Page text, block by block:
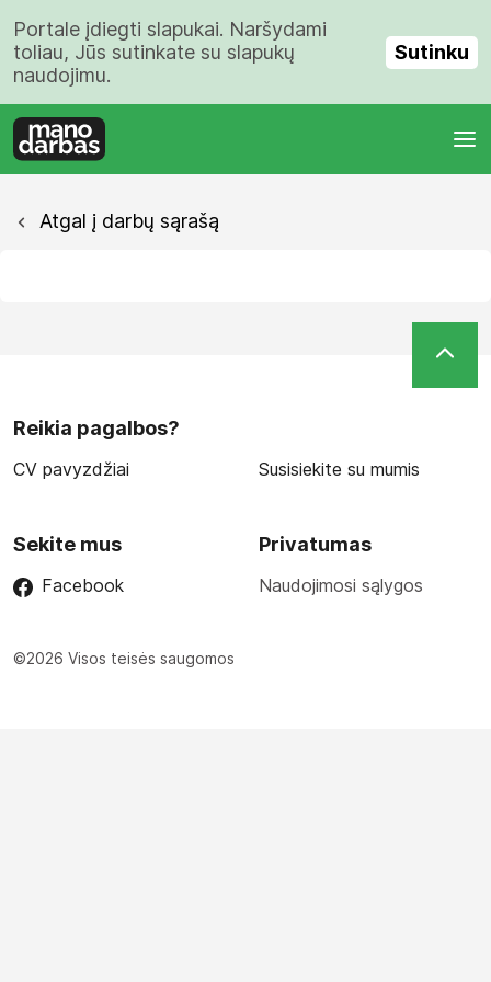
Portale įdiegti slapukai. Naršydami
toliau, Jūs sutinkate su slapukų
naudojimu.
Sutinku
Atgal į darbų sąrašą
Reikia pagalbos?
CV pavyzdžiai Susisiekite su mumis
Sekite mus
Facebook
Privatumas
Naudojimosi sąlygos
©2026 Visos teisės saugomos